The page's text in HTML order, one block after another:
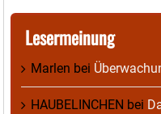
Lesermeinung
Marlen bei
HAUBELINCHEN bei